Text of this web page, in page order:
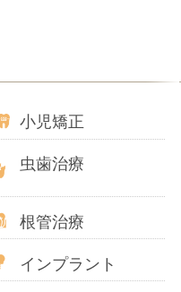
小児矯正
虫歯治療
根管治療
インプラント